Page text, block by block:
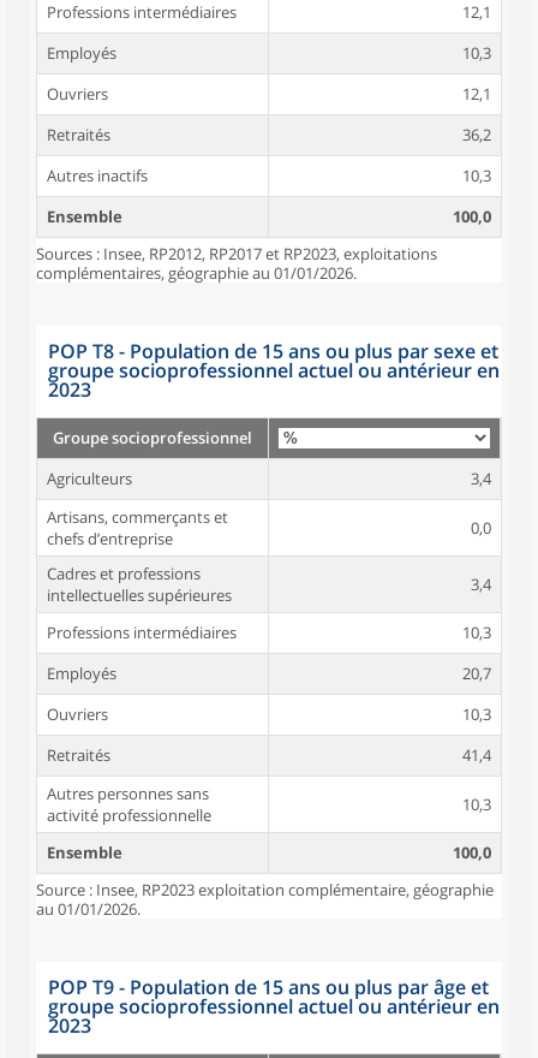
Professions intermédiaires
12,1
Employés
10,3
Ouvriers
12,1
Retraités
36,2
Autres inactifs
10,3
Ensemble
100,0
Sources : Insee, RP2012, RP2017 et RP2023, exploitations
complémentaires, géographie au 01/01/2026.
POP T8 - Population de 15 ans ou plus par sexe et
groupe socioprofessionnel actuel ou antérieur en
2023
Groupe socioprofessionnel
Agriculteurs
3,4
Artisans, commerçants et
chefs d’entreprise
0,0
Cadres et professions
intellectuelles supérieures
3,4
Professions intermédiaires
10,3
Employés
20,7
Ouvriers
10,3
Retraités
41,4
Autres personnes sans
activité professionnelle
10,3
Ensemble
100,0
Source : Insee, RP2023 exploitation complémentaire, géographie
au 01/01/2026.
POP T9 - Population de 15 ans ou plus par âge et
groupe socioprofessionnel actuel ou antérieur en
2023